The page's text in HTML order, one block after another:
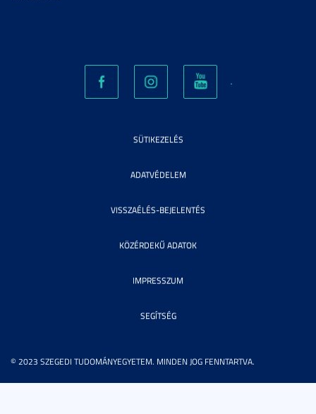
© 2023 SZEGEDI TUDOMÁNYEGYETEM. MINDEN JOG FENNTARTVA.
SÜTIKEZELÉS
ADATVÉDELEM
VISSZAÉLÉS-BEJELENTÉS
KÖZÉRDEKŰ ADATOK
IMPRESSZUM
SEGÍTSÉG